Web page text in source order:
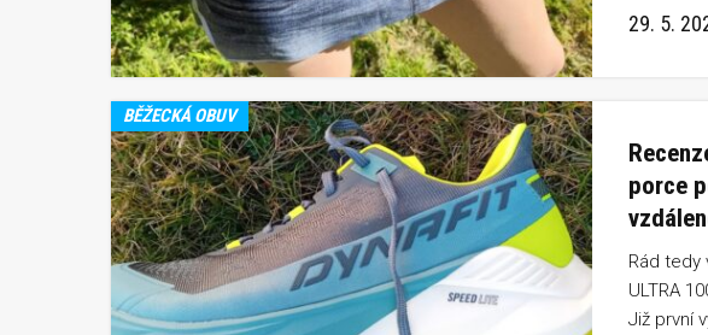
ostatním
29. 5.
BĚŽECKÁ OBUV
porce
Rád tedy
ULTRA
Již první